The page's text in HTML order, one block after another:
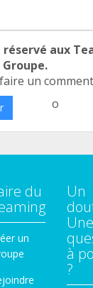
aux
un
o
du
un
Un
Une
à
?